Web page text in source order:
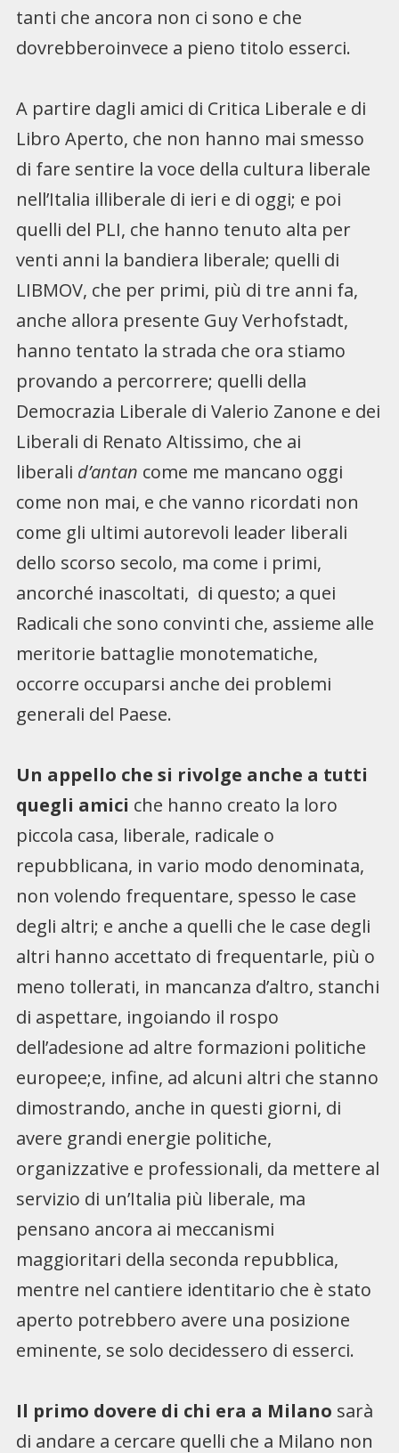
tanti che ancora non ci sono e che
dovrebberoinvece a pieno titolo esserci.
A partire dagli amici di Critica Liberale e di
Libro Aperto, che non hanno mai smesso
di fare sentire la voce della cultura liberale
nell’Italia illiberale di ieri e di oggi; e poi
quelli del PLI, che hanno tenuto alta per
venti anni la bandiera liberale; quelli di
LIBMOV, che per primi, più di tre anni fa,
anche allora presente Guy Verhofstadt,
hanno tentato la strada che ora stiamo
provando a percorrere; quelli della
Democrazia Liberale di Valerio Zanone e dei
Liberali di Renato Altissimo, che ai
liberali d’antan come me mancano oggi
come non mai, e che vanno ricordati non
come gli ultimi autorevoli leader liberali
dello scorso secolo, ma come i primi,
ancorché inascoltati, di questo; a quei
Radicali che sono convinti che, assieme alle
meritorie battaglie monotematiche,
occorre occuparsi anche dei problemi
generali del Paese.
Un appello che si rivolge anche a tutti
quegli amici che hanno creato la loro
piccola casa, liberale, radicale o
repubblicana, in vario modo denominata,
non volendo frequentare, spesso le case
degli altri; e anche a quelli che le case degli
altri hanno accettato di frequentarle, più o
meno tollerati, in mancanza d’altro, stanchi
di aspettare, ingoiando il rospo
dell’adesione ad altre formazioni politiche
europee;e, infine, ad alcuni altri che stanno
dimostrando, anche in questi giorni, di
avere grandi energie politiche,
organizzative e professionali, da mettere al
servizio di un’Italia più liberale, ma
pensano ancora ai meccanismi
maggioritari della seconda repubblica,
mentre nel cantiere identitario che è stato
aperto potrebbero avere una posizione
eminente, se solo decidessero di esserci.
Il primo dovere di chi era a Milano sarà
di andare a cercare quelli che a Milano non